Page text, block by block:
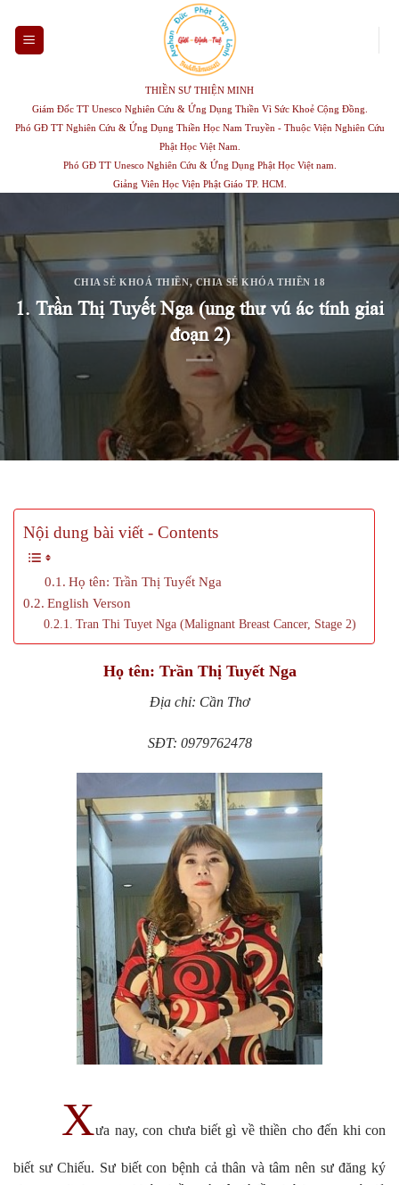
content
THIỀN SƯ THIỆN MINH
Giám Đốc TT Unesco Nghiên Cứu & Ứng Dụng Thiền Vì Sức Khoẻ Cộng Đồng.
Phó GĐ TT Nghiên Cứu & Ứng Dụng Thiền Học Nam Truyền - Thuộc Viện Nghiên Cứu
Phật Học Việt Nam.
Phó GĐ TT Unesco Nghiên Cứu & Ứng Dụng Phật Học Việt nam.
Giảng Viên Học Viện Phật Giáo TP. HCM.
CHIA SẺ KHOÁ THIỀN, CHIA SẺ KHÓA THIỀN 18
1. Trần Thị Tuyết Nga (ung thư vú ác tính giai
đoạn 2)
Nội dung bài viết - Contents
Họ tên: Trần Thị Tuyết Nga
English Verson
Tran Thi Tuyet Nga (Malignant Breast Cancer, Stage 2)
Họ tên: Trần Thị Tuyết Nga
Địa chỉ: Cần Thơ
SĐT: 0979762478
Xưa nay, con chưa biết gì về thiền cho đến khi con
biết sư Chiếu. Sư biết con bệnh cả thân và tâm nên sư đăng ký